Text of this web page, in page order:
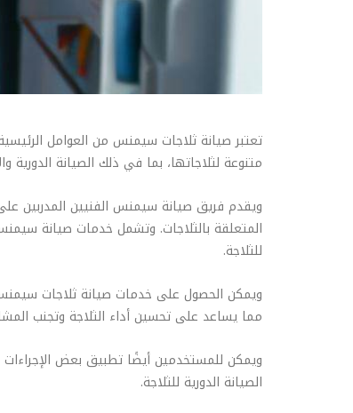
تعتبر صيانة ثلاجات سيمنس من العوامل
متنوعة لثلاجاتها، بما في ذلك الصيانة الدورية
ويقدم فريق صيانة سيمنس الفنيين المدربين على
المتعلقة بالثلاجات. وتشمل خدمات صيانة
للثلاجة.
ويمكن الحصول على خدمات صيانة ثلاجات سيمنس
مما يساعد على تحسين أداء الثلاجة وتجنب
ويمكن للمستخدمين أيضًا تطبيق بعض الإجراءات
الصيانة الدورية للثلاجة.